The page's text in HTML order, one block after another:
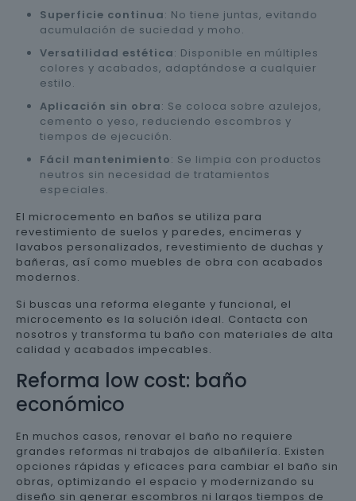
Superficie continua: No tiene juntas, evitando
acumulación de suciedad y moho.
Versatilidad estética: Disponible en múltiples
colores y acabados, adaptándose a cualquier
estilo.
Aplicación sin obra: Se coloca sobre azulejos,
cemento o yeso, reduciendo escombros y
tiempos de ejecución.
Fácil mantenimiento: Se limpia con productos
neutros sin necesidad de tratamientos
especiales.
El microcemento en baños se utiliza para
revestimiento de suelos y paredes, encimeras y
lavabos personalizados, revestimiento de duchas y
bañeras, así como muebles de obra con acabados
modernos.
Si buscas una reforma elegante y funcional, el
microcemento es la solución ideal. Contacta con
nosotros y transforma tu baño con materiales de alta
calidad y acabados impecables.
Reforma low cost: baño
económico
En muchos casos, renovar el baño no requiere
grandes reformas ni trabajos de albañilería. Existen
opciones rápidas y eficaces para cambiar el baño sin
obras, optimizando el espacio y modernizando su
diseño sin generar escombros ni largos tiempos de